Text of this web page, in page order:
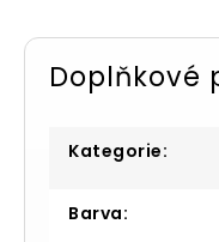
Doplňkové
Kategorie:
Barva: